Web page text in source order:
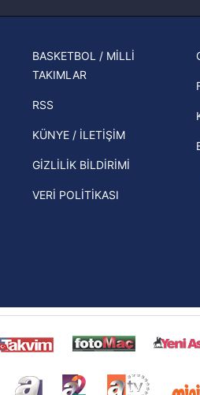
hazırlanmış
bilgi almak için lütfentıklayınız
rakibi belli oldu! Gornik
Arjantin finalinin ardından dış
UEFA Avrupa Ligi'nde 3. Ön
Turu muhtemel rakipleri belli
BASKETBOL / MİLLİ
TAKIMLAR
RSS
KÜNYE / İLETİŞİM
GİZLİLİK BİLDİRİMİ
VERİ POLİTİKASI